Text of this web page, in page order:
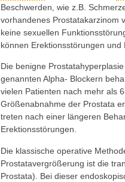
Beschwerden, wie z.B.
vorhandenes Prostatakarzinom
keine sexuellen
können Erektionsstörungen
Die benigne
genannten Alpha- Blockern
vielen Patienten nach mehr als
Größenabnahme der Prostata
treten nach einer längeren
Erektionsstörungen.
Die klassische operative
Prostatavergrößerung ist die
Prostata). Bei dieser